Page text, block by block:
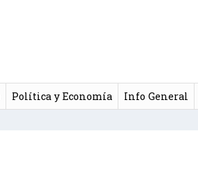
Política y Economía Info General